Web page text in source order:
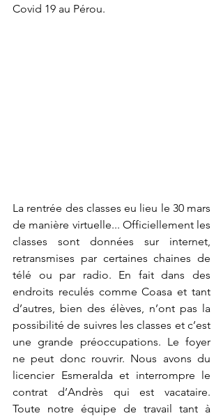
Covid 19 au Pérou.
La rentrée des classes eu lieu le 30 mars
de manière virtuelle... Officiellement les
classes sont données sur internet,
retransmises par certaines chaines de
télé ou par radio. En fait dans des
endroits reculés comme Coasa et tant
d’autres, bien des élèves, n’ont pas la
possibilité de suivres les classes et c’est
une grande préoccupations. Le foyer
ne peut donc rouvrir. Nous avons du
licencier Esmeralda et interrompre le
contrat d’Andrès qui est vacataire.
Toute notre équipe de travail tant à